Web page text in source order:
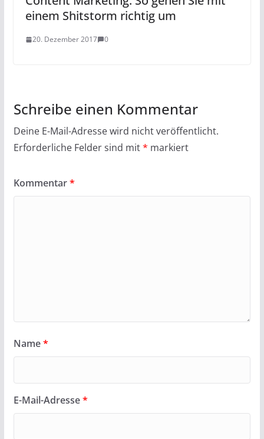
einem Shitstorm richtig um
20. Dezember 2017 0
Schreibe einen Kommentar
Deine E-Mail-Adresse wird nicht veröffentlicht.
Erforderliche Felder sind mit* markiert
Kommentar*
Name*
E-Mail-Adresse*